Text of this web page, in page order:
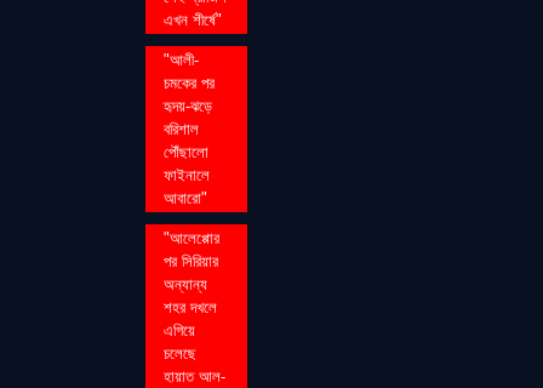
এখন শীর্ষে"
"আলী-
চমকের পর
হৃদয়-ঝড়ে
বরিশাল
পৌঁছালো
ফাইনালে
আবারো"
"আলেপ্পোর
পর সিরিয়ার
অন্যান্য
শহর দখলে
এগিয়ে
চলেছে
হায়াত আল-